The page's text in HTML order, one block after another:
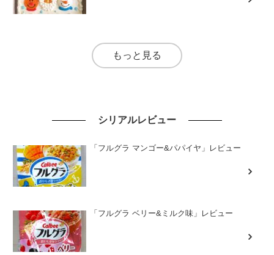
もっと見る
シリアルレビュー
「フルグラ マンゴー&パパイヤ」レビュー
「フルグラ ベリー&ミルク味」レビュー